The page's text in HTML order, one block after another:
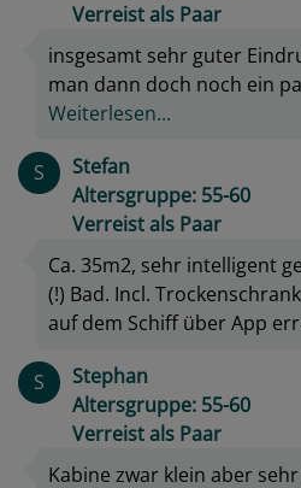
Verreist als Paar
insgesamt sehr guter
man dann doch noch ein
Weiterlesen...
S
Stefan
Altersgruppe: 55-60
Verreist als Paar
Ca. 35m2, sehr intelligent
(!) Bad. Incl.
auf dem Schiff über App
S
Stephan
Altersgruppe: 55-60
Verreist als Paar
Kabine zwar klein aber